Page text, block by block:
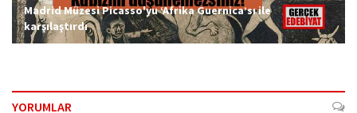
Madrid Müzesi Picasso'yu ‘Afrika Guernica’sı ile
karşılaştırdı
YORUMLAR